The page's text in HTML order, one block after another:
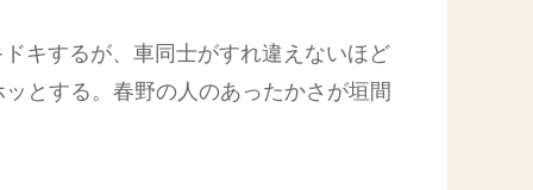
キするが、車同士がすれ違えないほど
とする。春野の人のあったかさが垣間